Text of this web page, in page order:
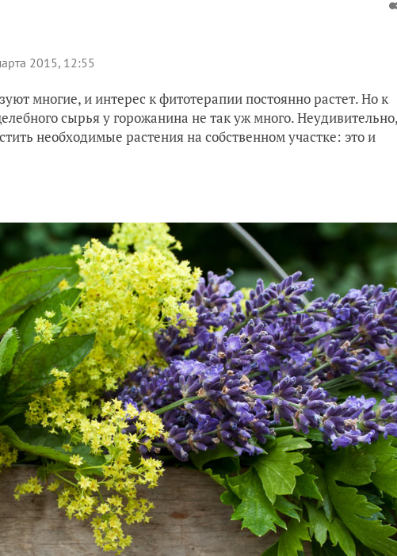
2015, 12:55
многие, и интерес к фитотерапии постоянно растет. Но к
сырья у горожанина не так уж много. Неудивительно,
необходимые растения на собственном участке: это и